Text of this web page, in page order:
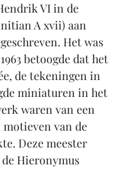
VI in de
A xvii) aan
Het was
betoogde dat het
de tekeningen in
miniaturen in het
waren van een
van de
Deze meester
Hieronymus